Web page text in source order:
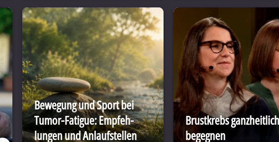
Bewegung und Sport bei
Tumor-Fatigue: Empfeh­
lungen und Anlauf­stellen
Brustkrebs ganz­heitlich
begegnen